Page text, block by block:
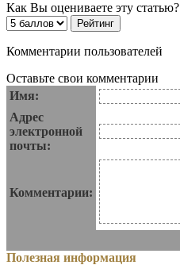
Как Вы оцениваете эту статью?
Комментарии пользователей
Оставьте свои комментарии
Имя:
Адрес
электронной
почты:
Комментарии:
Полезная информация